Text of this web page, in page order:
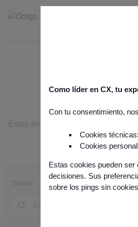
Como líder en CX, tu
Con tu consentimiento,
Cookies
Cookies
Estas cookies pueden
decisiones. Sus
sobre los pings sin
Historias
Estas empresas están aplicando
experiencia del cliente